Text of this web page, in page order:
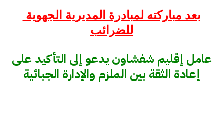
بعد مباركته لمبادرة المديرية الجهوية
للضرائب
عامل إقليم شفشاون يدعو إلى التأكيد على
إعادة الثقة بين الملزم والإدارة الجبائية